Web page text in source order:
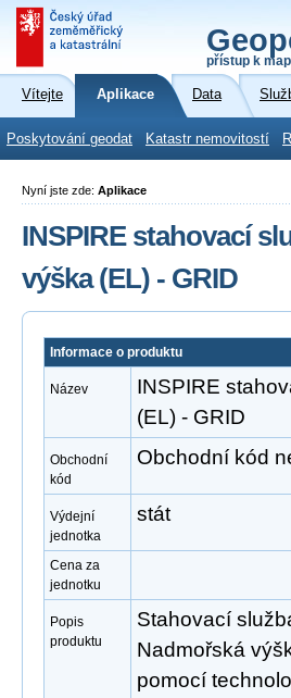
přístup k
Vítejte Aplikace Data
Poskytování geodat Katastr nemovitostí
Nyní jste zde: Aplikace
INSPIRE stahovací
výška (EL) - GRID
Informace o produktu
Název
INSPIRE
(EL) - GRID
Obchodní
kód
Obchodní kód
Výdejní
jednotka
stát
Cena za
jednotku
Popis
produktu
Stahovací
Nadmořská
pomocí